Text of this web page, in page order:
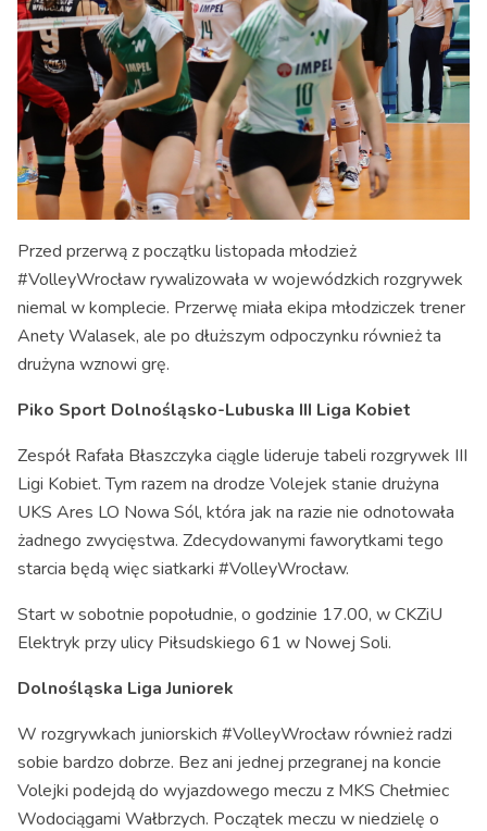
Przed przerwą z początku listopada młodzież
#VolleyWrocław rywalizowała w wojewódzkich rozgrywek
niemal w komplecie. Przerwę miała ekipa młodziczek trener
Anety Walasek, ale po dłuższym odpoczynku również ta
drużyna wznowi grę.
Piko Sport Dolnośląsko-Lubuska III Liga Kobiet
Zespół Rafała Błaszczyka ciągle lideruje tabeli rozgrywek III
Ligi Kobiet. Tym razem na drodze Volejek stanie drużyna
UKS Ares LO Nowa Sól, która jak na razie nie odnotowała
żadnego zwycięstwa. Zdecydowanymi faworytkami tego
starcia będą więc siatkarki #VolleyWrocław.
Start w sobotnie popołudnie, o godzinie 17.00, w CKZiU
Elektryk przy ulicy Piłsudskiego 61 w Nowej Soli.
Dolnośląska Liga Juniorek
W rozgrywkach juniorskich #VolleyWrocław również radzi
sobie bardzo dobrze. Bez ani jednej przegranej na koncie
Volejki podejdą do wyjazdowego meczu z MKS Chełmiec
Wodociągami Wałbrzych. Początek meczu w niedzielę o